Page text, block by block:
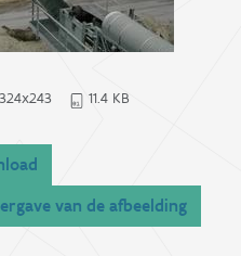
324x243 11.4 KB
van de afbeelding